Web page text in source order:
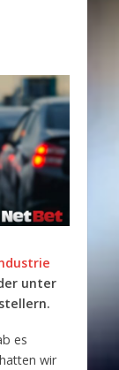
unter
es
wir